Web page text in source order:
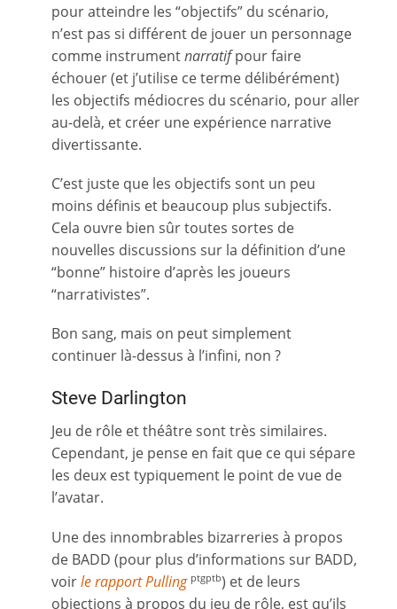
pour atteindre les “objectifs” du scénario,
n’est pas si différent de jouer un personnage
comme instrumentnarratifpour faire
échouer (et j’utilise ce terme délibérément)
les objectifs médiocres du scénario, pour aller
au-delà, et créer une expérience narrative
divertissante.
C’est juste que les objectifs sont un peu
moins définis et beaucoup plus subjectifs.
Cela ouvre bien sûr toutes sortes de
nouvelles discussions sur la définition d’une
“bonne” histoire d’après les joueurs
“narrativistes”.
Bon sang, mais on peut simplement
continuer là-dessus à l’infini, non ?
Steve Darlington
Jeu de rôle et théâtre sont très similaires.
Cependant, je pense en fait que ce qui sépare
les deux est typiquement le point de vue de
l’avatar.
Une des innombrables bizarreries à propos
de BADD (pour plus d’informations sur BADD,
voirle rapport Pulling ptgptb) et de leurs
objections à propos du jeu de rôle, est qu’ils